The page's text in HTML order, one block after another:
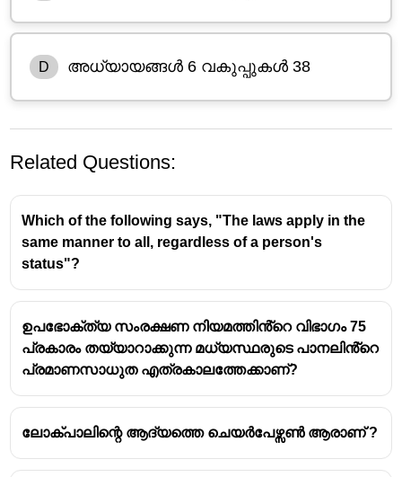
D അധ്യായങ്ങൾ 6 വകുപ്പുകൾ 38
Related Questions:
Which of the following says, "The laws apply in the
same manner to all, regardless of a person's
status"?
ഉപഭോക്ത്യ സംരക്ഷണ നിയമത്തിൻ്റെ വിഭാഗം 75
പ്രകാരം തയ്യാറാക്കുന്ന മധ്യസ്ഥരുടെ പാനലിൻ്റെ
പ്രമാണസാധുത എത്രകാലത്തേക്കാണ്?
ലോക്പാലിന്റെ ആദ്യത്തെ ചെയർപേഴ്സൺ ആരാണ് ?